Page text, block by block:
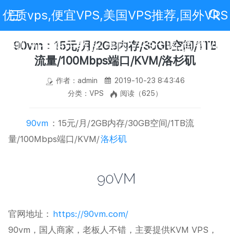
优质vps,便宜VPS,美国VPS推荐,国外VPS
评测,VPS新手教程,美国VPS代购,免费VPS
90vm：15元/月/2GB内存/30GB空间/1TB
流量/100Mbps端口/KVM/洛杉矶
作者：admin
2019-10-23 8:43:46
分类：VPS
阅读（625）
90vm ：15元/月/2GB内存/30GB空间/1TB流
量/100Mbps端口/KVM/洛杉矶
官网地址： https://90vm.com/
90vm，国人商家，老板人不错，主要提供KVM VPS，